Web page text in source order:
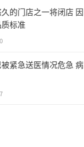
的门店之一将闭店 因
标准
紧急送医情况危急 病